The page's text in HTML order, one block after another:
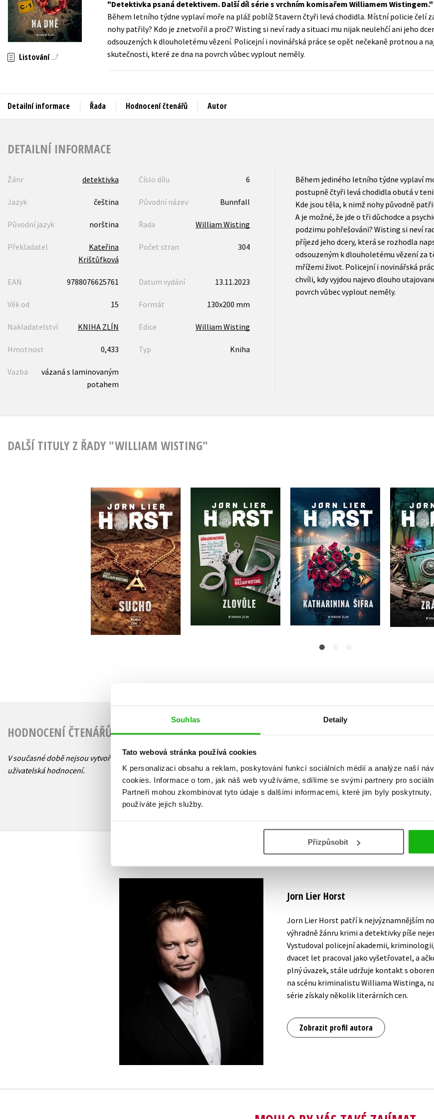
Souhlas Detaily
Tato webová stránka používá cookies
K personalizaci obsahu a reklam, poskytování funkcí sociálních médií a analýze naší
cookies. Informace o tom, jak náš web využíváme, sdílíme se svými partnery pro
Partneři mohou zkombinovat tyto údaje s dalšími informacemi, které jim byly
používáte jejich služby.
Přizpůsobit
Auto - moto
Beletrie pro děti
Beletrie pro dospělé
Byznys a ekonomie
Jazyky
Kalendáře
Kariéra a osobní rozvoj
Populárně - naučná pro dospělé
Populárně - naučné pro děti
Předškoláci
Příroda a zahrada
Young adult (SK)
Zahraniční literatura
Všechny tituly
Listování
Detektivka psaná detektivem. Další díl série s vrchním komisařem Williamem Wistingem.
Během letního týdne vyplaví moře na pláž poblíž Stavern čtyři levá chodidla. Místní policie čelí
nohy patřily? Kdo je znetvořil a proč? Wisting si neví rady a situaci mu nijak neulehčí ani jeho
odsouzených k dlouholetému vězení. Policejní i novinářská práce se opět nečekaně protnou a
skutečnosti, které ze dna na povrch vůbec vyplout neměly.
Detailní informace Řada Hodnocení čtenářů Autor
DETAILNÍ INFORMACE
Žánr detektivka Číslo dílu 6
Jazyk čeština Původní název Bunnfall
Původní jazyk norština Řada William Wisting
Překladatel
Kateřina
Krištůfková
Počet stran 304
EAN 9788076625761 Datum vydání 13.11.2023
Věk od 15 Formát 130x200 mm
Nakladatelství KNIHA ZLÍN Edice William Wisting
Hmotnost 0,433 Typ Kniha
Vazba
vázaná s laminovaným
potahem
Během jediného letního týdne vyplaví
postupně čtyři levá chodidla obutá v
Kde jsou těla, k nimž nohy původně
A je možné, že jde o tři důchodce a
podzimu pohřešováni? Wisting si neví
příjezd jeho dcery, která se rozhodla
odsouzeným k dlouholetému vězení za
mřížemi život. Policejní i novinářská
chvíli, kdy vyjdou najevo dlouho
povrch vůbec vyplout neměly.
DALŠÍ TITULY Z ŘADY "WILLIAM WISTING"
Sucho
Jorn Lier Horst
Do košíku
469 Kč
375 Kč
Zlovůle
Jorn Lier Horst
Do košíku
399 Kč
319 Kč
Katharinina šifra
Jorn Lier Horst
Do košíku
449 Kč
359 Kč
Jorn
Do
359
HODNOCENÍ ČTENÁŘŮ
V současné době nejsou vytvořena žádná
uživatelská hodnocení.
Vaše hodnocení
Uživatelskou recenzi mohou vkládat pouze registrovaní
AUTOR KNIHY
Jorn Lier Horst
Jorn Lier Horst patří k nejvýznamnějším
výhradně žánru krimi a detektivky píše
Vystudoval policejní akademii,
dvacet let pracoval jako vyšetřovatel, a
plný úvazek, stále udržuje kontakt s
na scénu kriminalistu Williama Wistinga,
série získaly několik literárních cen.
Zobrazit profil autora